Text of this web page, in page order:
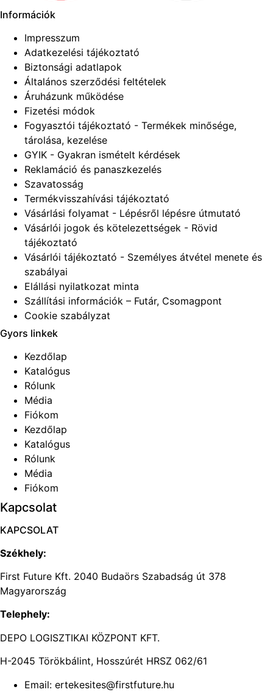
Információk
Impresszum
Adatkezelési tájékoztató
Biztonsági adatlapok
Általános szerződési feltételek
Áruházunk működése
Fizetési módok
Fogyasztói tájékoztató - Termékek minősége,
tárolása, kezelése
GYIK - Gyakran ismételt kérdések
Reklamáció és panaszkezelés
Szavatosság
Termékvisszahívási tájékoztató
Vásárlási folyamat - Lépésről lépésre útmutató
Vásárlói jogok és kötelezettségek - Rövid
tájékoztató
Vásárlói tájékoztató - Személyes átvétel menete és
szabályai
Elállási nyilatkozat minta
Szállítási információk – Futár, Csomagpont
Cookie szabályzat
Gyors linkek
Kezdőlap
Katalógus
Rólunk
Média
Fiókom
Kezdőlap
Katalógus
Rólunk
Média
Fiókom
Kapcsolat
KAPCSOLAT
Székhely:
First Future Kft. 2040 Budaörs Szabadság út 378
Magyarország
Telephely:
DEPO LOGISZTIKAI KÖZPONT KFT.
H-2045 Törökbálint, Hosszúrét HRSZ 062/61
Email: ertekesites@firstfuture.hu